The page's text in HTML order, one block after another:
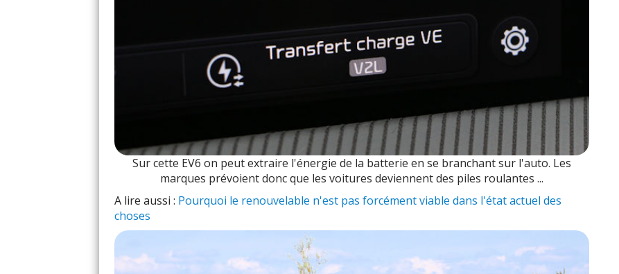
Sur cette EV6 on peut extraire l'énergie de la batterie en se branchant sur l'auto. Les
marques prévoient donc que les voitures deviennent des piles roulantes ...
A lire aussi : Pourquoi le renouvelable n'est pas forcément viable dans l'état actuel des
choses